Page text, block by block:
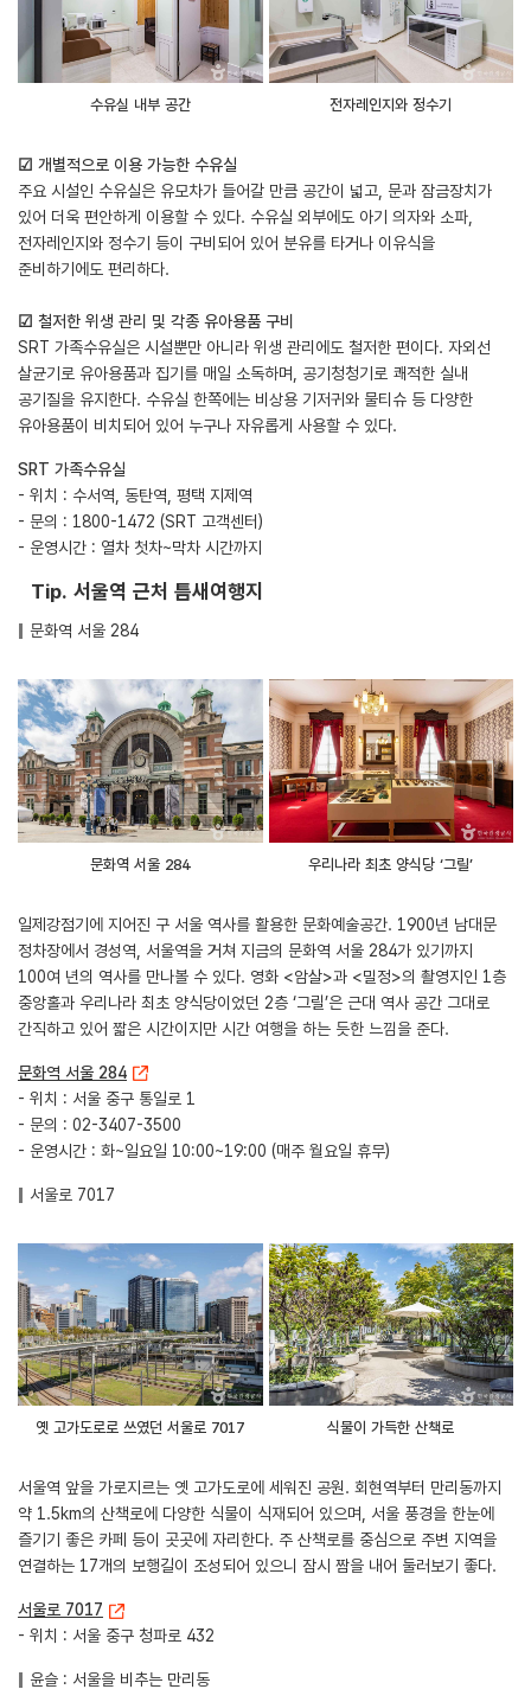
수유실 내부 공간 전자레인지와 정수기
☑ 개별적으로 이용 가능한 수유실
주요 시설인 수유실은 유모차가 들어갈 만큼 공간이 넓고, 문과 잠금장치가
있어 더욱 편안하게 이용할 수 있다. 수유실 외부에도 아기 의자와 소파,
전자레인지와 정수기 등이 구비되어 있어 분유를 타거나 이유식을
준비하기에도 편리하다.
☑ 철저한 위생 관리 및 각종 유아용품 구비
SRT 가족수유실은 시설뿐만 아니라 위생 관리에도 철저한 편이다. 자외선
살균기로 유아용품과 집기를 매일 소독하며, 공기청청기로 쾌적한 실내
공기질을 유지한다. 수유실 한쪽에는 비상용 기저귀와 물티슈 등 다양한
유아용품이 비치되어 있어 누구나 자유롭게 사용할 수 있다.
SRT 가족수유실
- 위치 : 수서역, 동탄역, 평택 지제역
- 문의 : 1800-1472 (SRT 고객센터)
- 운영시간 : 열차 첫차~막차 시간까지
Tip. 서울역 근처 틈새여행지
문화역 서울 284
문화역 서울 284 우리나라 최초 양식당 ‘그릴’
일제강점기에 지어진 구 서울 역사를 활용한 문화예술공간. 1900년 남대문
정차장에서 경성역, 서울역을 거쳐 지금의 문화역 서울 284가 있기까지
100여 년의 역사를 만나볼 수 있다. 영화 <암살>과 <밀정>의 촬영지인 1층
중앙홀과 우리나라 최초 양식당이었던 2층 ‘그릴’은 근대 역사 공간 그대로
간직하고 있어 짧은 시간이지만 시간 여행을 하는 듯한 느낌을 준다.
문화역 서울 284
- 위치 : 서울 중구 통일로 1
- 문의 : 02-3407-3500
- 운영시간 : 화~일요일 10:00~19:00 (매주 월요일 휴무)
서울로 7017
옛 고가도로로 쓰였던 서울로 7017 식물이 가득한 산책로
서울역 앞을 가로지르는 옛 고가도로에 세워진 공원. 회현역부터 만리동까지
약 1.5km의 산책로에 다양한 식물이 식재되어 있으며, 서울 풍경을 한눈에
즐기기 좋은 카페 등이 곳곳에 자리한다. 주 산책로를 중심으로 주변 지역을
연결하는 17개의 보행길이 조성되어 있으니 잠시 짬을 내어 둘러보기 좋다.
서울로 7017
- 위치 : 서울 중구 청파로 432
윤슬 : 서울을 비추는 만리동